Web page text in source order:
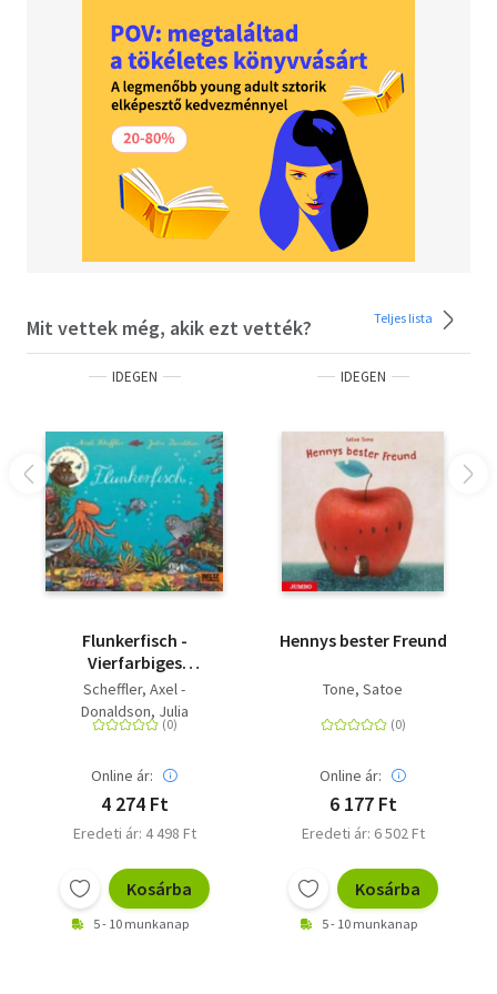
Mit vettek még, akik ezt vették? Teljes lista
IDEGEN
Flunkerfisch -
Vierfarbiges
Pappbilderbuch
Scheffler, Axel -
Donaldson, Julia
Online ár:
4 274 Ft
Eredeti ár: 4 498 Ft
Kosárba
5 - 10 munkanap
IDEGEN
Hennys bester Freund
Tone, Satoe
Online ár:
6 177 Ft
Eredeti ár: 6 502 Ft
Kosárba
5 - 10 munkanap